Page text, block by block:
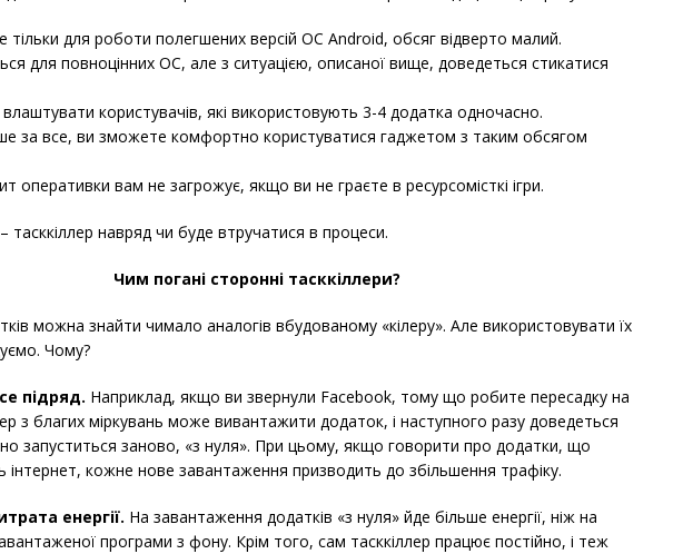
тільки для роботи полегшених версій ОС Android, обсяг відверто малий.
для повноцінних ОС, але з ситуацією, описаної вище, доведеться стикатися
користувачів, які використовують 3-4 додатка одночасно.
за все, ви зможете комфортно користуватися гаджетом з таким обсягом
оперативки вам не загрожує, якщо ви не граєте в ресурсомісткі ігри.
тасккіллер навряд чи буде втручатися в процеси.
Чим погані сторонні тасккіллери?
можна знайти чимало аналогів вбудованому «кілеру». Але використовувати їх
Чому?
підряд. Наприклад, якщо ви звернули Facebook, тому що робите пересадку на
з благих міркувань може вивантажити додаток, і наступного разу доведеться
запуститься заново, «з нуля». При цьому, якщо говорити про додатки, що
інтернет, кожне нове завантаження призводить до збільшення трафіку.
енергії. На завантаження додатків «з нуля» йде більше енергії, ніж на
програми з фону. Крім того, сам тасккіллер працює постійно, і теж